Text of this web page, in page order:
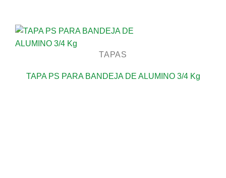
TAPAS
TAPA PS PARA BANDEJA DE ALUMINO 3/4 Kg